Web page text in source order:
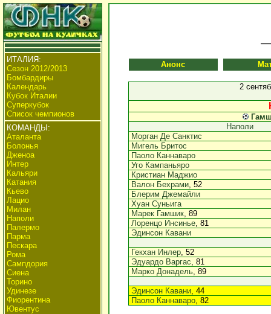
ИТАЛИЯ:
Сезон 2012/2013
Бомбардиры
Календарь
Кубок Италии
Суперкубок
Список чемпионов
КОМАНДЫ:
Аталанта
Болонья
Дженоа
Интер
Кальяри
Катания
Кьево
Лацио
Милан
Наполи
Палермо
Парма
Пескара
Рома
Сампдория
Сиена
Торино
Удинезе
Фиорентина
Ювентус
Анонс
2
Наполи
Морган Де Санктис
Мигель Бритос
Паоло Каннаваро
Уго Кампаньяро
Кристиан Маджио
Валон Бехрами, 52
Блерим Джемайли
Хуан Суньига
Марек Гамшик, 89
Лоренцо Инсинье, 81
Эдинсон Кавани
Гекхан Инлер, 52
Эдуардо Варгас, 81
Марко Донадель, 89
Эдинсон Кавани, 44
Паоло Каннаваро, 82